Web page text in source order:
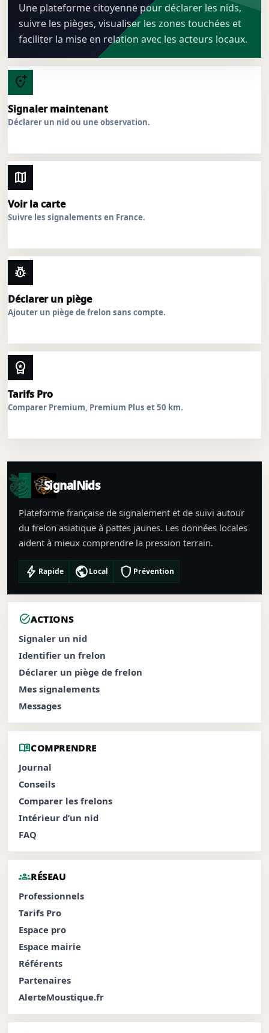
Une plateforme citoyenne pour déclarer les nids,
suivre les pièges, visualiser les zones touchées et
faciliter la mise en relation avec les acteurs locaux.
add_location_alt
Signaler maintenant
Déclarer un nid ou une observation.
map
Voir la carte
Suivre les signalements en France.
pest_control
Déclarer un piège
Ajouter un piège de frelon sans compte.
workspace_premium
Tarifs Pro
Comparer Premium, Premium Plus et 50 km.
SignalNids
Plateforme française de signalement et de suivi autour
du frelon asiatique à pattes jaunes. Les données locales
aident à mieux comprendre la pression terrain.
bolt Rapide publicLocal shield Prévention
task_altACTIONS
Signaler un nid
Identifier un frelon
Déclarer un piège de frelon
Mes signalements
Messages
menu_bookCOMPRENDRE
Journal
Conseils
Comparer les frelons
Intérieur d’un nid
FAQ
groupsRÉSEAU
Professionnels
Tarifs Pro
Espace pro
Espace mairie
Référents
Partenaires
AlerteMoustique.fr